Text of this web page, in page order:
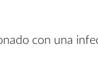
con una